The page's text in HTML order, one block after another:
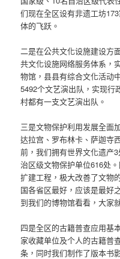
们现在全区设有非遗工坊
体的飞跃。
二是在公共文化设施建设方
共文化设施网络服务体系，
物馆，县县有综合文化活动
5492个文艺演出队，实现行
村都有一支文艺演出队。
三是文物保护利用发展全面
达拉宫、罗布林卡、萨迦寺
前，我们拥有世界文化遗产
治区级文物保护单位616处
扩建工程，极大改善了文物
国各省区最好，应该是最好
到我们的博物馆看看，大家
四是全区的古籍普查应用基
家收藏单位及个人的古籍普
条，同时我们制作了版本书